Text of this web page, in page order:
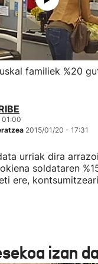
familiek %20
01:00
2015/01/20 - 17:31
urriak dira
soldataren
ere,
izan